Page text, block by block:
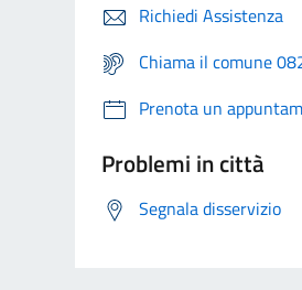
Richiedi Assistenza
Chiama il comune
Prenota un
Problemi in città
Segnala disservizio